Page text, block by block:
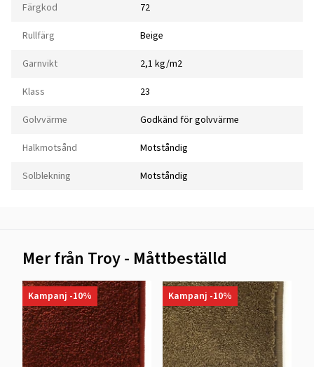
Färgkod 72
Rullfärg Beige
Garnvikt 2,1 kg/m2
Klass 23
Golvvärme Godkänd för golvvärme
Halkmotsånd Motståndig
Solblekning Motståndig
Mer från Troy - Måttbeställd
Kampanj -10% Kampanj -10%